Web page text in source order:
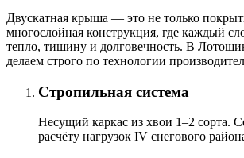
Двускатная крыша — это не только
многослойная конструкция, где каждый
тепло, тишину и долговечность. В
делаем строго по технологии
Стропильная система
Несущий каркас из хвои 1–2 сорта.
расчёту нагрузок IV снегового